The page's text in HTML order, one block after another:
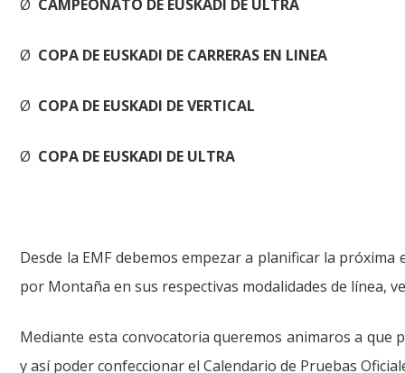
Ø CAMPEONATO DE EUSKADI DE ULTRA
Ø COPA DE EUSKADI DE CARRERAS EN LINEA
Ø COPA DE EUSKADI DE VERTICAL
Ø COPA DE EUSKADI DE ULTRA
Desde la EMF debemos empezar a planificar la
por Montaña en sus respectivas modalidades de línea,
Mediante esta convocatoria queremos animaros a
y así poder confeccionar el Calendario de Pruebas